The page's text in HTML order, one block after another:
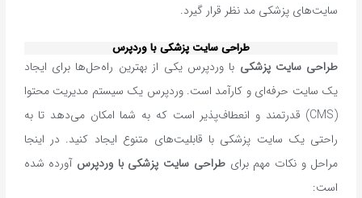
سایت‌های پزشکی مد نظر قرار گیرد.
طراحی سایت پزشکی با وردپرس
طراحی سایت پزشکی با وردپرس یکی از بهترین راه‌حل‌ها برای ایجاد
یک سایت حرفه‌ای و کارآمد است. وردپرس یک سیستم مدیریت محتوا
(CMS) قدرتمند و انعطاف‌پذیر است که به شما امکان می‌دهد تا به
راحتی یک سایت پزشکی با قابلیت‌های متنوع ایجاد کنید. در اینجا
مراحل و نکات مهم برایطراحی سایت پزشکی با وردپرس آورده شده
است: